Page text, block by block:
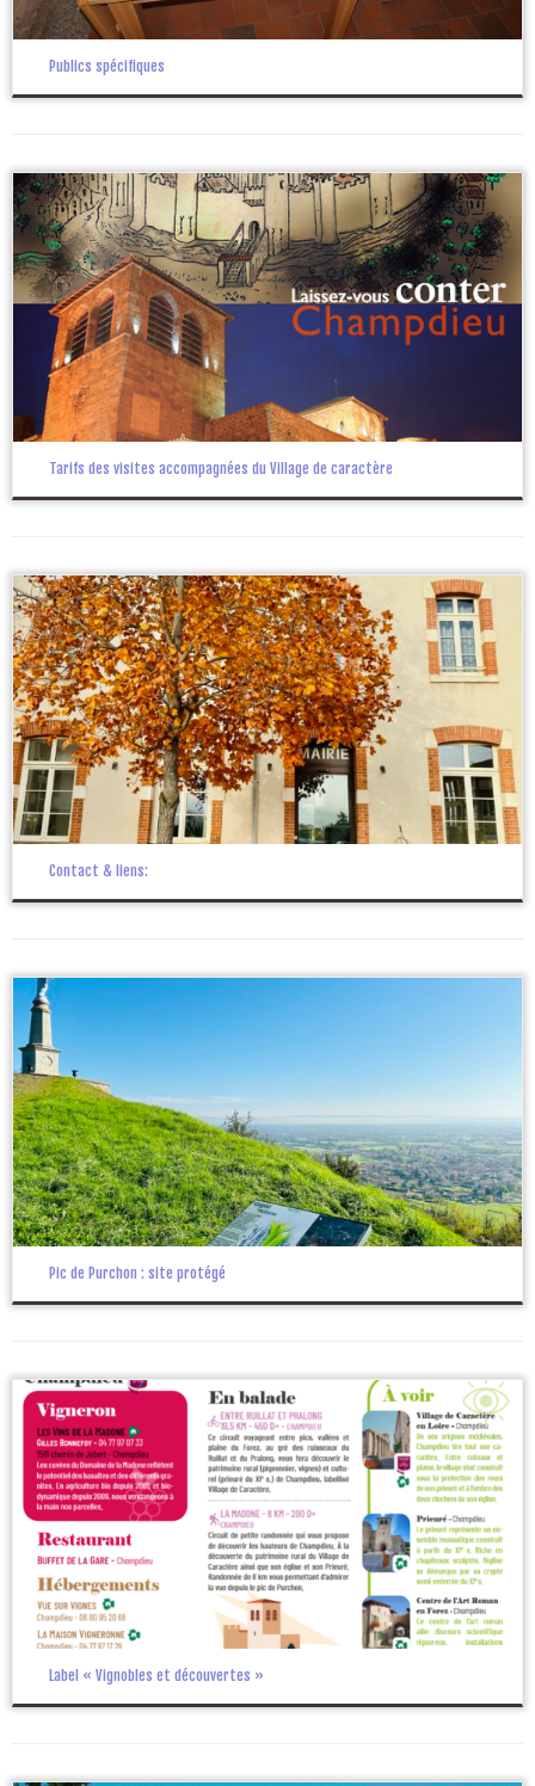
Publics spécifiques
Tarifs des visites accompagnées du Village de caractère
Contact & liens:
Pic de Purchon : site protégé
Label « Vignobles et découvertes »